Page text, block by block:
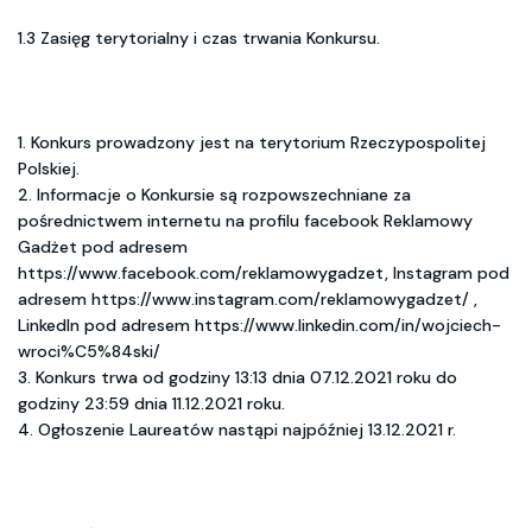
1.3 Zasięg terytorialny i czas trwania Konkursu.
1. Konkurs prowadzony jest na terytorium Rzeczypospolitej
Polskiej.
2. Informacje o Konkursie są rozpowszechniane za
pośrednictwem internetu na profilu facebook Reklamowy
Gadżet pod adresem
https://www.facebook.com/reklamowygadzet, Instagram pod
adresem https://www.instagram.com/reklamowygadzet/ ,
LinkedIn pod adresem https://www.linkedin.com/in/wojciech-
wroci%C5%84ski/
3. Konkurs trwa od godziny 13:13 dnia 07.12.2021 roku do
godziny 23:59 dnia 11.12.2021 roku.
4. Ogłoszenie Laureatów nastąpi najpóźniej 13.12.2021 r.